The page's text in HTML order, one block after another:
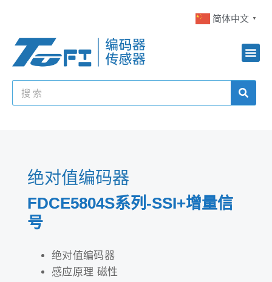
简体中文 ▼
绝对值编码器
FDCE5804S系列-SSI+增量信
号
绝对值编码器
感应原理 磁性